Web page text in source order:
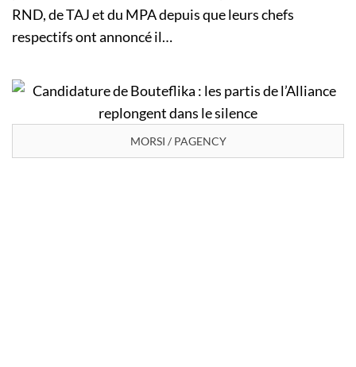
RND, de TAJ et du MPA depuis que leurs chefs
respectifs ont annoncé il…
MORSI / PAGENCY